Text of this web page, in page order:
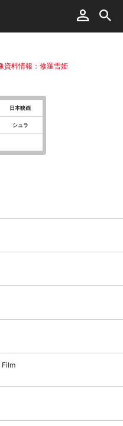
資料情報：修羅雪姫
日本映画
シュラ
Film